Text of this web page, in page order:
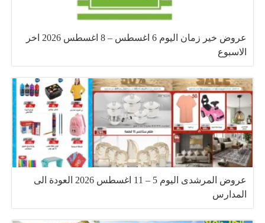
عروض خير زمان اليوم 6 اغسطس – 8 اغسطس 2026 اخر
الاسبوع
عروض المرشدى اليوم 5 – 11 اغسطس 2026 العودة الى
المدارس